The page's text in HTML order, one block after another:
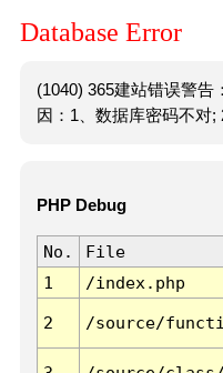
Database Error
(1040) 365建站错误警告
因：1、数据库密码不对;
PHP Debug
No. File
1
/index.php
2 /source/